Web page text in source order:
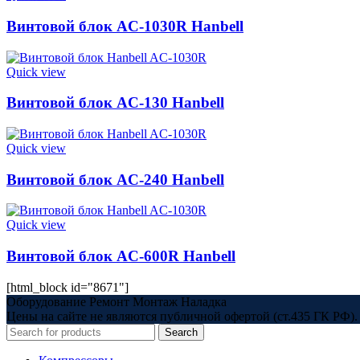
Винтовой блок AC-1030R Hanbell
Quick view
Винтовой блок AC-130 Hanbell
Quick view
Винтовой блок AC-240 Hanbell
Quick view
Винтовой блок AC-600R Hanbell
[html_block id="8671"]
Оборудование Ремонт Монтаж Наладка
Цены на сайте не являются публичной офертой (ст.435 ГК РФ).
Search